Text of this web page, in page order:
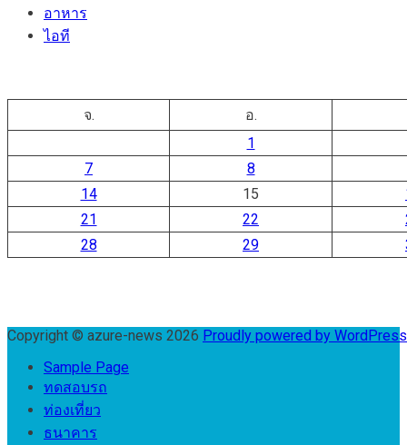
อาหาร
ไอที
จ.
อ.
1
7
8
14
15
21
22
28
29
Copyright © azure-news 2026 Proudly powered by
Sample Page
ทดสอบรถ
ท่องเที่ยว
ธนาคาร